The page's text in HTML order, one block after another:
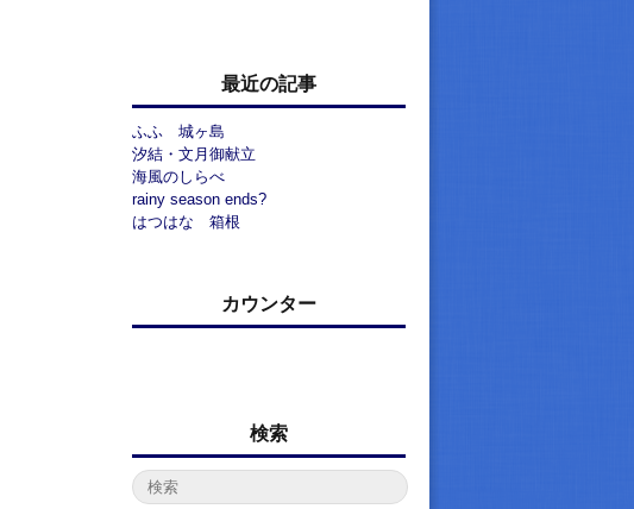
最近の記事
ふふ 城ヶ島
汐結・文月御献立
海風のしらべ
rainy season ends?
はつはな 箱根
カウンター
検索